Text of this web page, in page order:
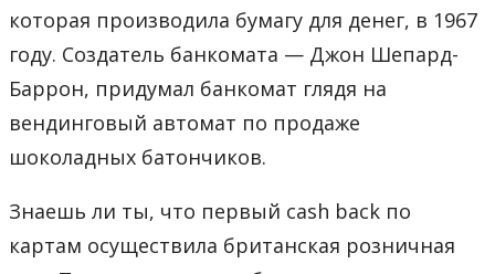
которая производила бумагу для денег, в 1967
году. Создатель банкомата — Джон Шепард-
Баррон, придумал банкомат глядя на
вендинговый автомат по продаже
шоколадных батончиков.
Знаешь ли ты, что первый cash back по
картам осуществила британская розничная